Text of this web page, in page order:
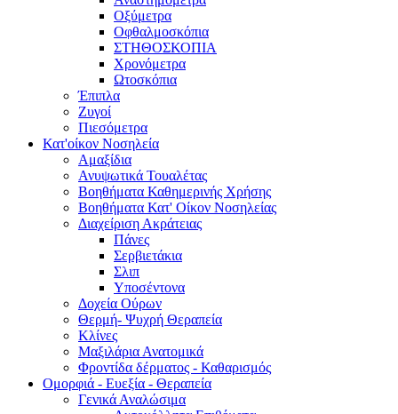
Οξύμετρα
Οφθαλμοσκόπια
ΣΤΗΘΟΣΚΟΠΙΑ
Χρονόμετρα
Ωτοσκόπια
Έπιπλα
Ζυγοί
Πιεσόμετρα
Κατ'οίκον Νοσηλεία
Αμαξίδια
Ανυψωτικά Τουαλέτας
Βοηθήματα Καθημερινής Χρήσης
Βοηθήματα Κατ' Οίκον Νοσηλείας
Διαχείριση Ακράτειας
Πάνες
Σερβιετάκια
Σλιπ
Υποσέντονα
Δοχεία Ούρων
Θερμή- Ψυχρή Θεραπεία
Κλίνες
Μαξιλάρια Ανατομικά
Φροντίδα δέρματος - Καθαρισμός
Ομορφιά - Ευεξία - Θεραπεία
Γενικά Αναλώσιμα